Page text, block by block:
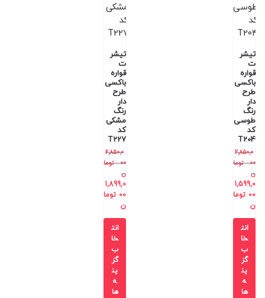
تیشر
ت
قواره
باکسی
طرح
دار
رنگ
طوسی
کد
T204
2,850,0
00
توما
ن
1,599,0
00 توما
ن
انت
خا
ب
گز
ین
ه
ها
تیشر
ت
قواره
باکسی
طرح
دار
رنگ
مشکی
کد
T227
2,850,0
00
توما
ن
1,899,0
00 توما
ن
انت
خا
ب
گز
ین
ه
ها